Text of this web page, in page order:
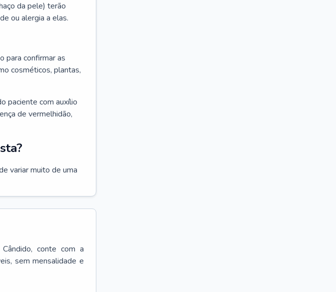
da pele) terão
ou alergia a elas.
para confirmar as
cosméticos, plantas,
paciente com auxílio
de vermelhidão,
variar muito de uma
, conte com a
sem mensalidade e